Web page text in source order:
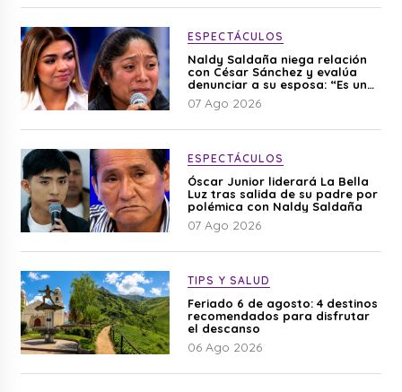
ESPECTÁCULOS
Naldy Saldaña niega relación
con César Sánchez y evalúa
denunciar a su esposa: “Es una
difamación”
07 Ago 2026
ESPECTÁCULOS
Óscar Junior liderará La Bella
Luz tras salida de su padre por
polémica con Naldy Saldaña
07 Ago 2026
TIPS Y SALUD
Feriado 6 de agosto: 4 destinos
recomendados para disfrutar
el descanso
06 Ago 2026